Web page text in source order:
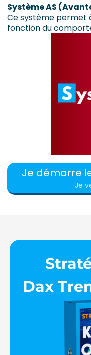
Système AS
Ce système permet
fonction du
Je démarre
Je
Dax